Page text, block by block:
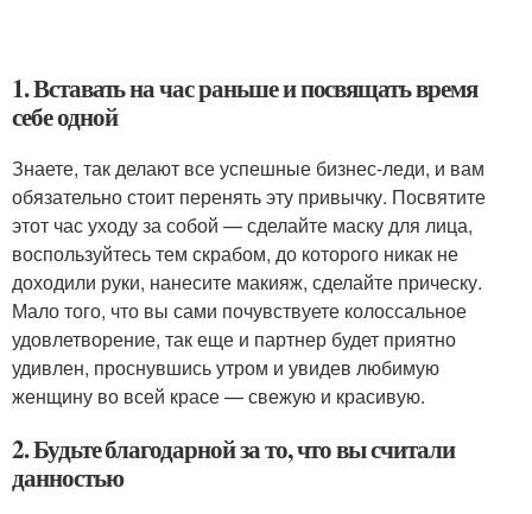
1. Вставать на час раньше и посвящать время
себе одной
Знаете, так делают все успешные бизнес-леди, и вам
обязательно стоит перенять эту привычку. Посвятите
этот час уходу за собой — сделайте маску для лица,
воспользуйтесь тем скрабом, до которого никак не
доходили руки, нанесите макияж, сделайте прическу.
Мало того, что вы сами почувствуете колоссальное
удовлетворение, так еще и партнер будет приятно
удивлен, проснувшись утром и увидев любимую
женщину во всей красе — свежую и красивую.
2. Будьте благодарной за то, что вы считали
данностью